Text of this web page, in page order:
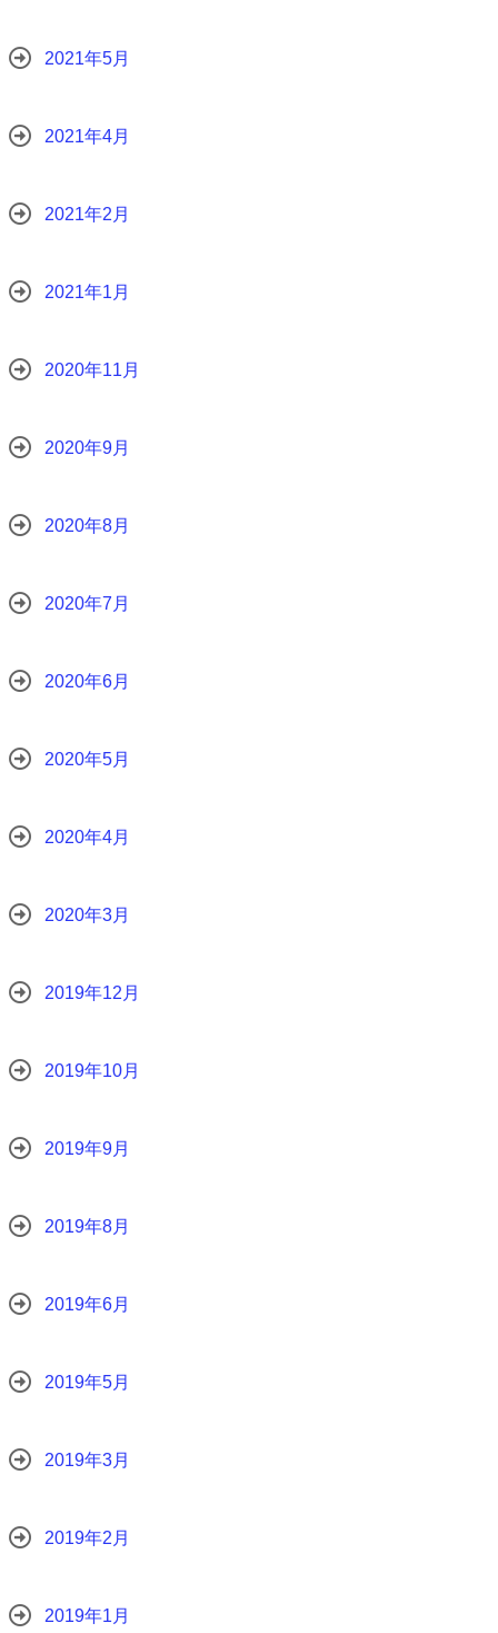
2021年5月
2021年4月
2021年2月
2021年1月
2020年11月
2020年9月
2020年8月
2020年7月
2020年6月
2020年5月
2020年4月
2020年3月
2019年12月
2019年10月
2019年9月
2019年8月
2019年6月
2019年5月
2019年3月
2019年2月
2019年1月